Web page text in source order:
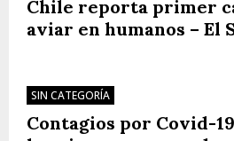
Chile reporta primer
aviar en humanos – El
SIN CATEGORÍA
Contagios por Covid-